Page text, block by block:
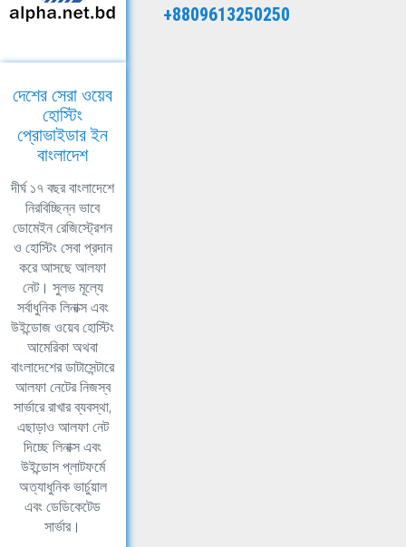
+8809613250250
দেশের সেরা ওয়েব
হোস্টিং
প্রোভাইডার ইন
বাংলাদেশ
দীর্ঘ ১৭ বছর বাংলাদেশে
নিরবিচ্ছিন্ন ভাবে
ডোমেইন রেজিস্ট্রেশন
ও হোস্টিং সেবা প্রদান
করে আসছে আলফা
নেট। সুলভ মূল্যে
সর্বাধুনিক লিনাক্স এবং
উইন্ডোজ ওয়েব হোস্টিং
আমেরিকা অথবা
বাংলাদেশের ডাটাসেন্টারে
আলফা নেটের নিজস্ব
সার্ভারে রাখার ব্যবস্থা,
এছাড়াও আলফা নেট
দিচ্ছে লিনাক্স এবং
উইন্ডোস প্লাটফর্মে
অত্যাধুনিক ভার্চুয়াল
এবং ডেডিকেটেড
সার্ভার।